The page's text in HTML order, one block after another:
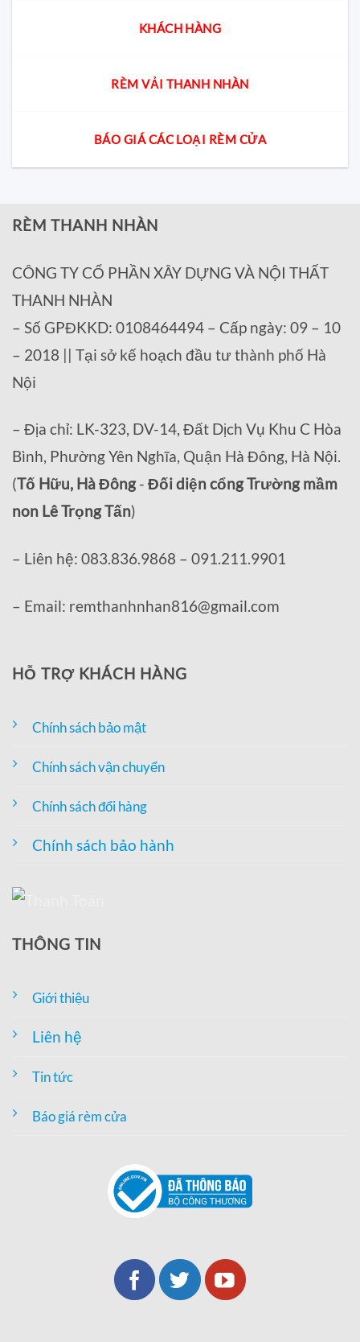
KHÁCH HÀNG
RÈM VẢI THANH NHÀN
BÁO GIÁ CÁC LOẠI RÈM CỬA
RÈM THANH NHÀN
CÔNG TY CỔ PHẦN XÂY DỰNG VÀ NỘI THẤT
THANH NHÀN
– Số GPĐKKD: 0108464494 – Cấp ngày: 09 – 10
– 2018 || Tại sở kế hoạch đầu tư thành phố Hà
Nội
– Địa chỉ: LK-323, DV-14, Đất Dịch Vụ Khu C Hòa
Bình, Phường Yên Nghĩa, Quận Hà Đông, Hà Nội.
(Tố Hữu, Hà Đông- Đối diện cổng Trường mầm
non Lê Trọng Tấn)
– Liên hệ: 083.836.9868 – 091.211.9901
– Email: remthanhnhan816@gmail.com
HỖ TRỢ KHÁCH HÀNG
Chính sách bảo mật
Chính sách vận chuyển
Chính sách đổi hàng
Chính sách bảo hành
THÔNG TIN
Giới thiệu
Liên hệ
Tin tức
Báo giá rèm cửa